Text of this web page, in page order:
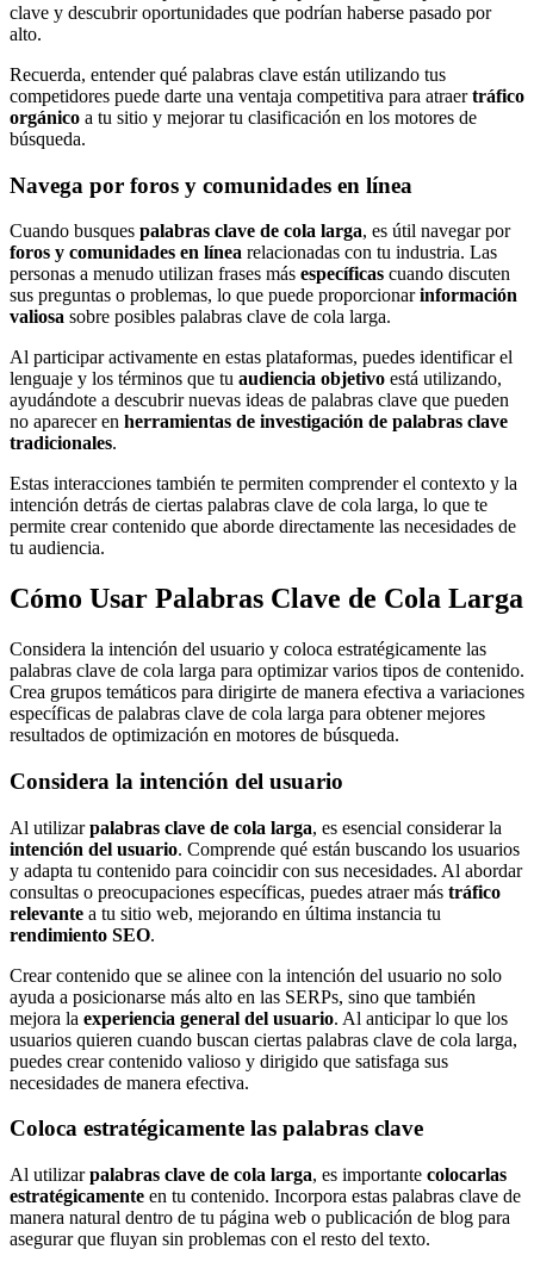
clave y descubrir oportunidades que podrían haberse pasado por
alto.
Recuerda, entender qué palabras clave están utilizando tus
competidores puede darte una ventaja competitiva para atraertráfico
orgánico a tu sitio y mejorar tu clasificación en los motores de
búsqueda.
Navega por foros y comunidades en línea
Cuando busques palabras clave de cola larga, es útil navegar por
foros y comunidades en línea relacionadas con tu industria. Las
personas a menudo utilizan frases más específicas cuando discuten
sus preguntas o problemas, lo que puede proporcionarinformación
valiosa sobre posibles palabras clave de cola larga.
Al participar activamente en estas plataformas, puedes identificar el
lenguaje y los términos que tu audiencia objetivo está utilizando,
ayudándote a descubrir nuevas ideas de palabras clave que pueden
no aparecer en herramientas de investigación de palabras clave
tradicionales.
Estas interacciones también te permiten comprender el contexto y la
intención detrás de ciertas palabras clave de cola larga, lo que te
permite crear contenido que aborde directamente las necesidades de
tu audiencia.
Cómo Usar Palabras Clave de Cola Larga
Considera la intención del usuario y coloca estratégicamente las
palabras clave de cola larga para optimizar varios tipos de contenido.
Crea grupos temáticos para dirigirte de manera efectiva a variaciones
específicas de palabras clave de cola larga para obtener mejores
resultados de optimización en motores de búsqueda.
Considera la intención del usuario
Al utilizarpalabras clave de cola larga, es esencial considerar la
intención del usuario. Comprende qué están buscando los usuarios
y adapta tu contenido para coincidir con sus necesidades. Al abordar
consultas o preocupaciones específicas, puedes atraer más tráfico
relevante a tu sitio web, mejorando en última instancia tu
rendimiento SEO.
Crear contenido que se alinee con la intención del usuario no solo
ayuda a posicionarse más alto en las SERPs, sino que también
mejora la experiencia general del usuario. Al anticipar lo que los
usuarios quieren cuando buscan ciertas palabras clave de cola larga,
puedes crear contenido valioso y dirigido que satisfaga sus
necesidades de manera efectiva.
Coloca estratégicamente las palabras clave
Al utilizarpalabras clave de cola larga, es importante colocarlas
estratégicamente en tu contenido. Incorpora estas palabras clave de
manera natural dentro de tu página web o publicación de blog para
asegurar que fluyan sin problemas con el resto del texto.